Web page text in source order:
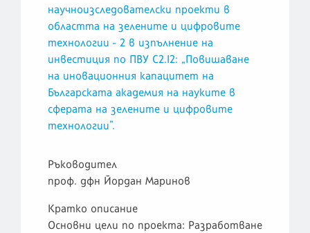
научноизследователски проекти в
областта на зелените и цифровите
технологии - 2 в изпълнение на
инвестиция по ПВУ C2.I2: „Повишаване
на иновационния капацитет на
Българската академия на науките в
сферата на зелените и цифровите
технологии”.
Ръководител
проф. дфн Йордан Маринов
Кратко описание
Основни цели по проекта: Разработване